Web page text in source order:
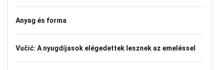
Anyag és forma
Vučić: A nyugdíjasok elégedettek lesznek az emeléssel